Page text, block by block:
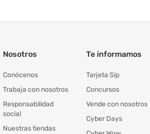
Nosotros
Conócenos
Trabaja con nosotros
Responsabilidad
social
Nuestras tiendas
Te informamos
Tarjeta Sip
Concursos
Vende con nosotros
Cyber Days